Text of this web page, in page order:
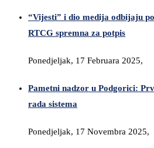
“Vijesti” i dio medija odbijaju
RTCG spremna za potpis
Ponedjeljak, 17 Februara 2025,
Pametni nadzor u Podgorici:
rada sistema
Ponedjeljak, 17 Novembra 2025,